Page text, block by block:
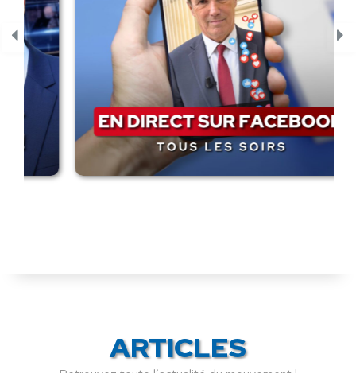
ARTICLES